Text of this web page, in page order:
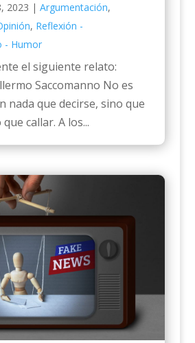
2023 | Argumentación,
, Reflexión -
- Humor
el siguiente relato:
Saccomanno No es
nada que decirse, sino que
callar. A los...